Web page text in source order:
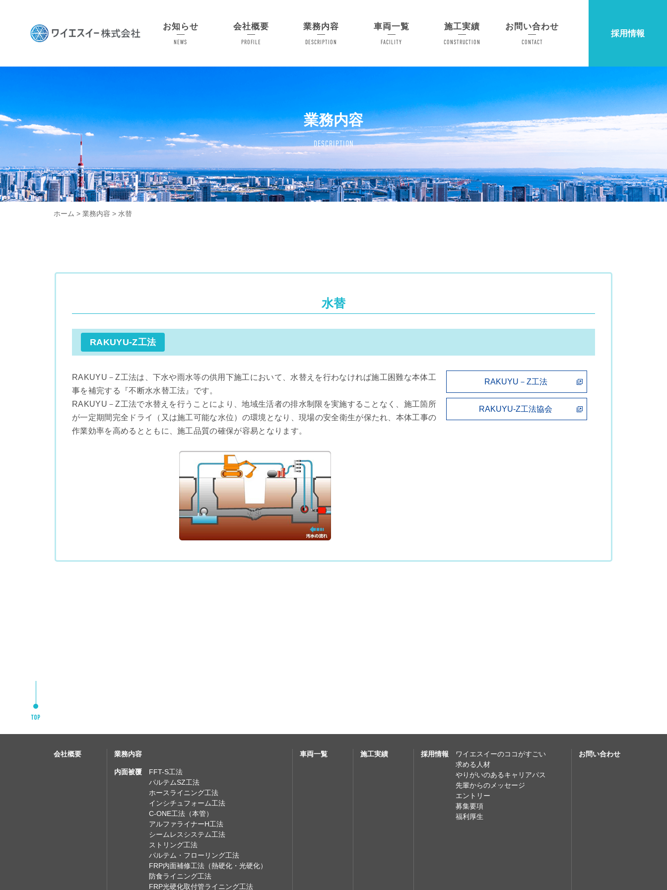
お知らせ
NEWS
会社概要
PROFILE
業務内容
DESCRIPTION
車両一覧
FACILITY
施工実績
CONSTRUCTION
お問い合わせ
CONTACT
採用情報
業務内容
DESCRIPTION
ホーム > 業務内容 > 水替
水替
RAKUYU-Z工法
RAKUYU－Z工法は、下水や雨水等の供用下施工において、水替えを行わなければ施工困難な本体工
事を補完する『不断水水替工法』です。
RAKUYU－Z工法で水替えを行うことにより、地域生活者の排水制限を実施することなく、施工箇所
が一定期間完全ドライ（又は施工可能な水位）の環境となり、現場の安全衛生が保たれ、本体工事の
作業効率を高めるとともに、施工品質の確保が容易となります。
RAKUYU－Z工法
RAKUYU-Z工法協会
会社概要 業務内容
内面被覆
FFT-S工法
パルテムSZ工法
ホースライニング工法
インシチュフォーム工法
C-ONE工法（本管）
アルファライナーH工法
シームレスシステム工法
ストリング工法
パルテム・フローリング工法
FRP内面補修工法（熱硬化・光硬化）
防食ライニング工法
FRP光硬化取付管ライニング工法
車両一覧 施工実績 採用情報
ワイエスイーのココがすごい
求める人材
やりがいのあるキャリアパス
先輩からのメッセージ
エントリー
募集要項
福利厚生
お問い合わせ